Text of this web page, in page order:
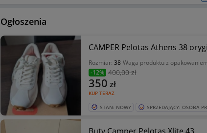
Ogłoszenia
CAMPER Pelotas Athens 38
Rozmiar: 38 Waga produktu z
-12% 400,00 zł
KUP TERAZ
350 zł
STAN: NOWY SPRZEDAJĄCY: OSOBA